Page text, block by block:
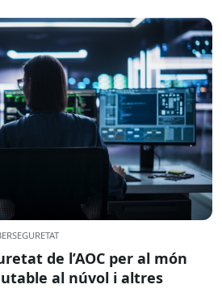
de l’AOC per al món
al núvol i altres